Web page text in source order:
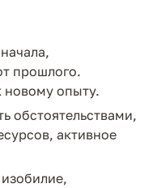
прошлого.
новому опыту.
обстоятельствами,
активное